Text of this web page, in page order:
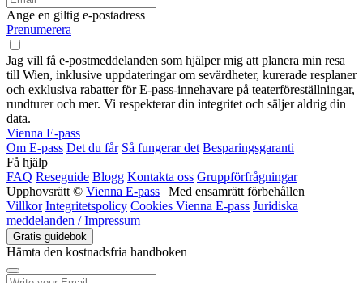
Ange en giltig e-postadress
Prenumerera
Jag vill få e-postmeddelanden som hjälper mig att planera min resa
till Wien, inklusive uppdateringar om sevärdheter, kurerade resplaner
och exklusiva rabatter för E-pass-innehavare på teaterföreställningar,
rundturer och mer. Vi respekterar din integritet och säljer aldrig din
data.
Vienna E-pass
Om E-pass Det du får Så fungerar det Besparingsgaranti
Få hjälp
FAQ Reseguide Blogg Kontakta oss Gruppförfrågningar
Upphovsrätt © Vienna E-pass | Med ensamrätt förbehållen
Villkor Integritetspolicy Cookies Vienna E-pass Juridiska
meddelanden / Impressum
Gratis guidebok
Hämta den kostnadsfria handboken